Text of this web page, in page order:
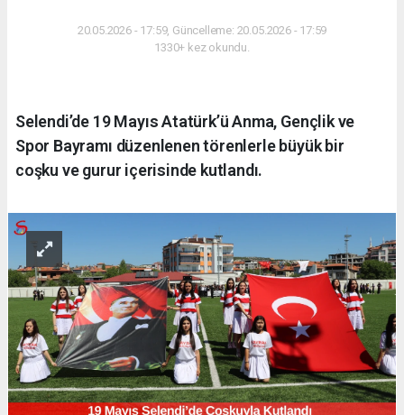
20.05.2026 - 17:59, Güncelleme: 20.05.2026 - 17:59
1330+ kez okundu.
Selendi’de 19 Mayıs Atatürk’ü Anma, Gençlik ve
Spor Bayramı düzenlenen törenlerle büyük bir
coşku ve gurur içerisinde kutlandı.